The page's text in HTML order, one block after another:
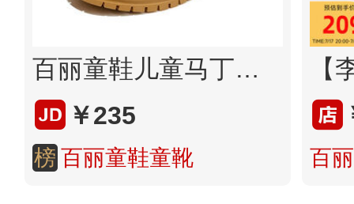
百丽童鞋儿童马丁靴秋季新款大黄靴中大童工装靴男女童短靴宝宝靴
￥235
榜 百丽童鞋童靴 百